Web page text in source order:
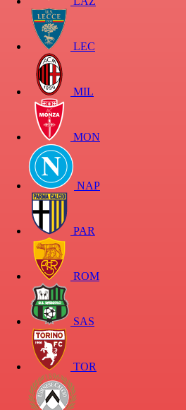
LEC
MIL
MON
NAP
PAR
ROM
SAS
TOR